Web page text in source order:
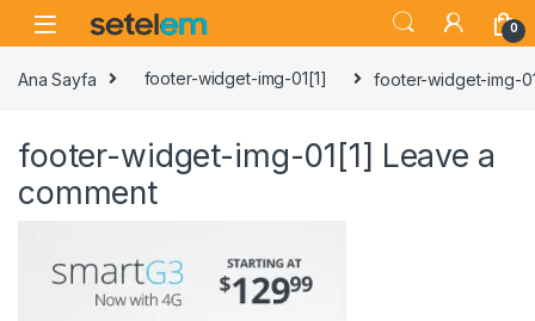
Skip to navigation
Skip to content
0
Ana Sayfa footer-widget-img-01[1] footer-widget-img-
footer-widget-img-01[1] Leave a
comment